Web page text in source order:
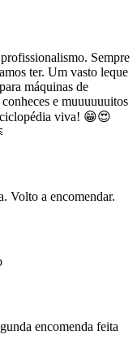
Sempre
ter. Um vasto leque
máquinas de
e muuuuuuitos
viva! 😁😍
Volto a encomendar.
encomenda feita